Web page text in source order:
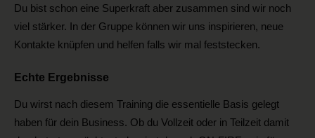
Du bist schon eine Superkraft aber zusammen sind wir noch
viel stärker. In der Gruppe können wir uns inspirieren, neue
Kontakte knüpfen und helfen falls wir mal feststecken.
Echte Ergebnisse
Du wirst nach diesem Training die essentielle Basis gelegt
haben für dein Business. Ob du Vollzeit oder in Teilzeit damit